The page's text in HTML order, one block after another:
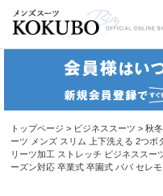
トップページ > ビジネススーツ >秋
ーツ メンズ スリム 上下洗える 2つ
リーツ加工 ストレッチ ビジネススー
ーズン対応 卒業式 卒園式 パパ セレ